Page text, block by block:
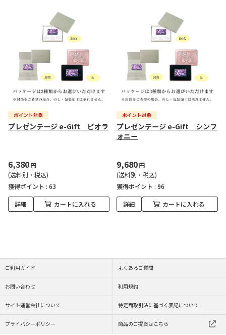
プレゼンテージ e-Gift ビオラ
6,380円
(送料別・税込)
獲得ポイント : 63
詳細 カートに入れる
プレゼンテージ e-Gift シンフ
ォニー
9,680円
(送料別・税込)
獲得ポイント : 96
詳細 カートに入れる
ご利用ガイド よくあるご質問
お問い合わせ 利用規約
サイト運営会社について 特定商取引法に基づく表記について
プライバシーポリシー 商品のご提案はこちら